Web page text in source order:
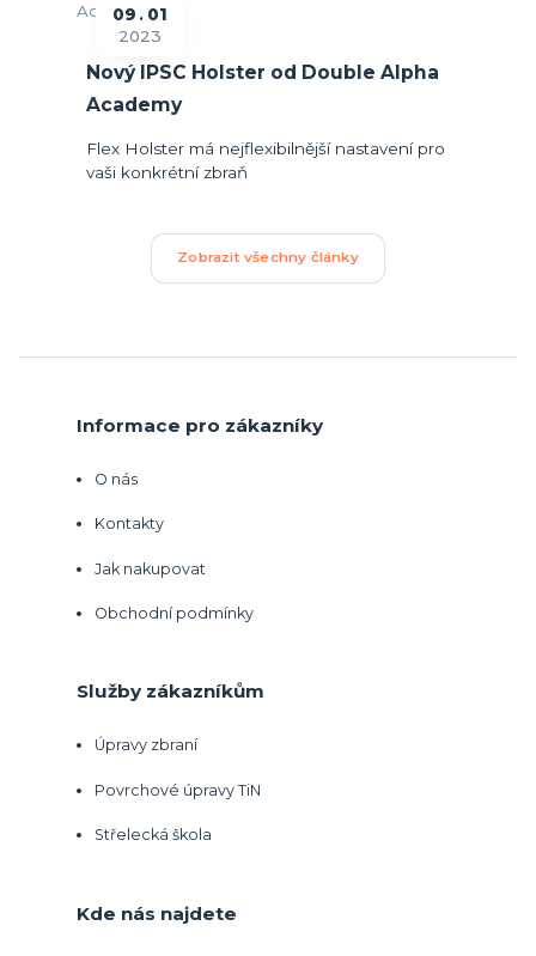
09
01
2023
Nový IPSC Holster od Double Alpha
Academy
Flex Holster má nejflexibilnější nastavení pro
vaši konkrétní zbraň
Zobrazit všechny články
Informace pro zákazníky
O nás
Kontakty
Jak nakupovat
Obchodní podmínky
Služby zákazníkům
Úpravy zbraní
Povrchové úpravy TiN
Střelecká škola
Kde nás najdete